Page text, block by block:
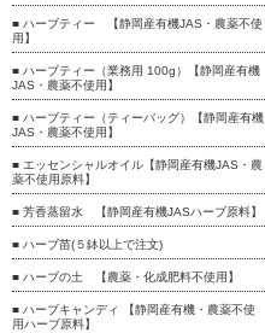
■ ハーブティー 【静岡産有機JAS・農薬不使
用】
■ ハーブティー（業務用 100g）【静岡産有機
JAS・農薬不使用】
■ ハーブティー（ティーバッグ）【静岡産有機
JAS・農薬不使用】
■ エッセンシャルオイル【静岡産有機JAS・農
薬不使用原料】
■ 芳香蒸留水 【静岡産有機JASハーブ原料】
■ ハーブ苗(５鉢以上で注文)
■ ハーブの土 【農薬・化成肥料不使用】
■ ハーブキャンディ 【静岡産有機・農薬不使
用ハーブ原料】